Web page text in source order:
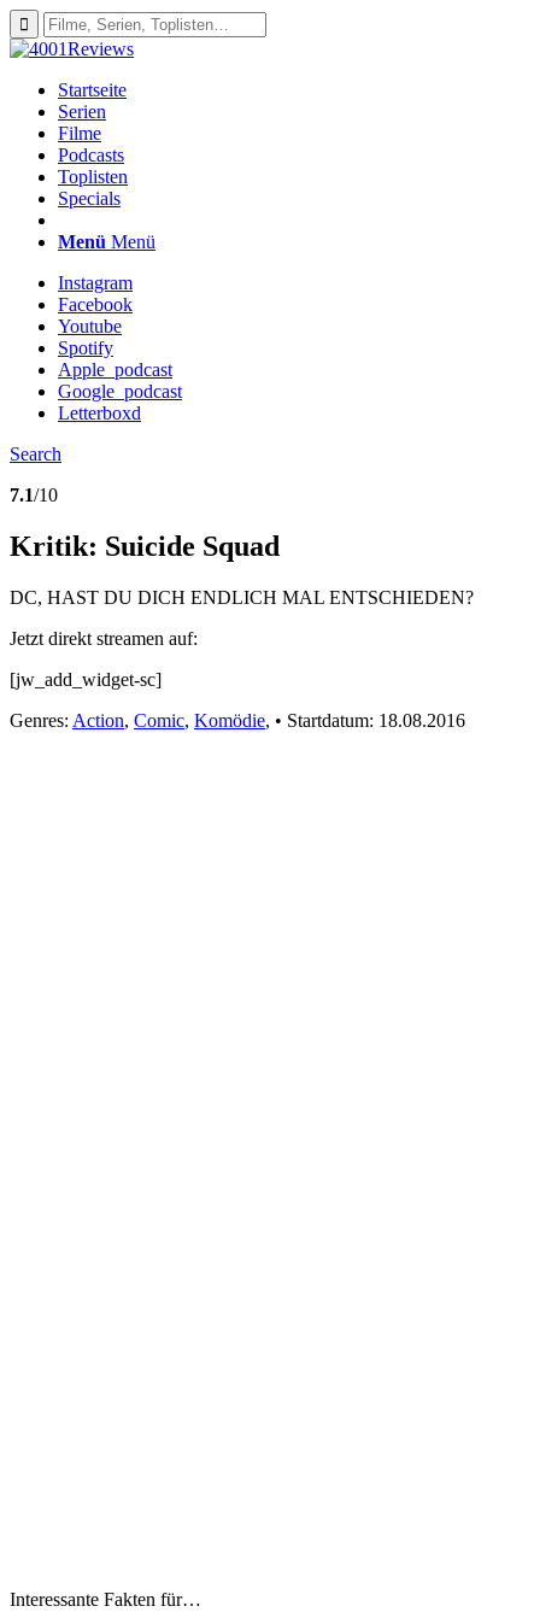
Startseite
Serien
Filme
Podcasts
Toplisten
Specials
Menü Menü
Instagram
Facebook
Youtube
Spotify
Apple_podcast
Google_podcast
Letterboxd
Search
7.1/10
Kritik: Suicide Squad
DC, HAST DU DICH ENDLICH MAL ENTSCHIEDEN?
Jetzt direkt streamen auf:
[jw_add_widget-sc]
Genres: Action, Comic, Komödie, • Startdatum: 18.08.2016
Interessante Fakten für…